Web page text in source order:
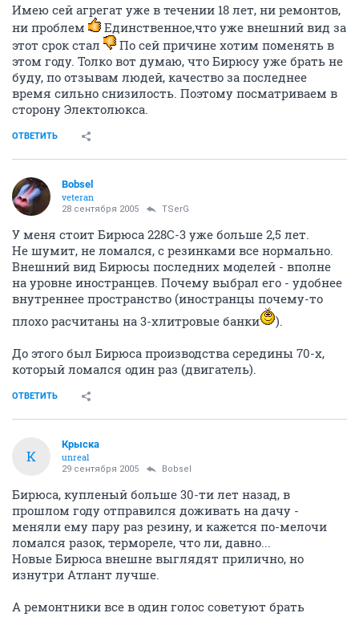
Имею сей агрегат уже в течении 18 лет, ни ремонтов,
ни проблем
Единственное,что уже внешний вид за
этот срок стал
По сей причине хотим поменять в
этом году. Толко вот думаю, что Бирюсу уже брать не
буду, по отзывам людей, качество за последнее
время сильно снизилость. Поэтому посматриваем в
сторону Электолюкса.
ОТВЕТИТЬ
Bobsel
veteran
28 сентября 2005 TSerG
У меня стоит Бирюса 228C-3 уже больше 2,5 лет.
Не шумит, не ломался, с резинками все нормально.
Внешний вид Бирюсы последних моделей - вполне
на уровне иностранцев. Почему выбрал его - удобнее
внутреннее пространство (иностранцы почему-то
плохо расчитаны на 3-хлитровые банки
).
До этого был Бирюса производства середины 70-х,
который ломался один раз (двигатель).
ОТВЕТИТЬ
К
Крыска
unreal
29 сентября 2005 Bobsel
Бирюса, купленый больше 30-ти лет назад, в
прошлом году отправился доживать на дачу -
меняли ему пару раз резину, и кажется по-мелочи
ломался разок, термореле, что ли, давно...
Новые Бирюса внешне выглядят прилично, но
изнутри Атлант лучше.
А ремонтники все в один голос советуют брать